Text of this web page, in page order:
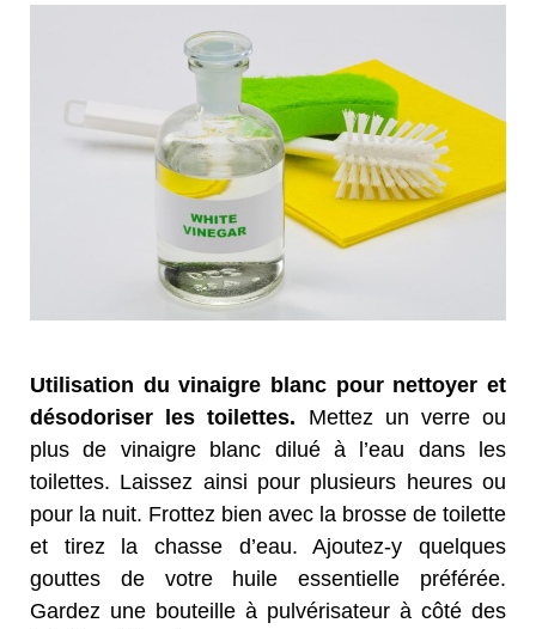
Utilisation du vinaigre blanc pour nettoyer et
désodoriser les toilettes. Mettez un verre ou
plus de vinaigre blanc dilué à l’eau dans les
toilettes. Laissez ainsi pour plusieurs heures ou
pour la nuit. Frottez bien avec la brosse de toilette
et tirez la chasse d’eau. Ajoutez-y quelques
gouttes de votre huile essentielle préférée.
Gardez une bouteille à pulvérisateur à côté des